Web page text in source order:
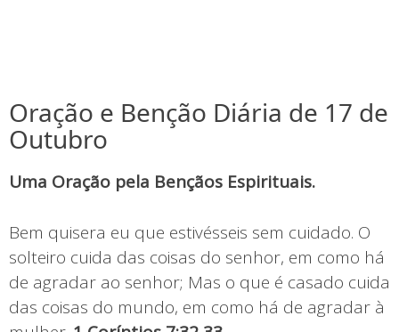
Oração e Benção Diária de 17 de
Outubro
Uma Oração pela Bençãos Espirituais.
Bem quisera eu que estivésseis sem cuidado. O
solteiro cuida das coisas do senhor, em como há
de agradar ao senhor; Mas o que é casado cuida
das coisas do mundo, em como há de agradar à